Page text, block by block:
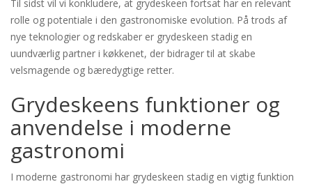
Til sidst vil vi konkludere, at grydeskeen fortsat har en relevant
rolle og potentiale i den gastronomiske evolution. På trods af
nye teknologier og redskaber er grydeskeen stadig en
uundværlig partner i køkkenet, der bidrager til at skabe
velsmagende og bæredygtige retter.
Grydeskeens funktioner og
anvendelse i moderne
gastronomi
I moderne gastronomi har grydeskeen stadig en vigtig funktion